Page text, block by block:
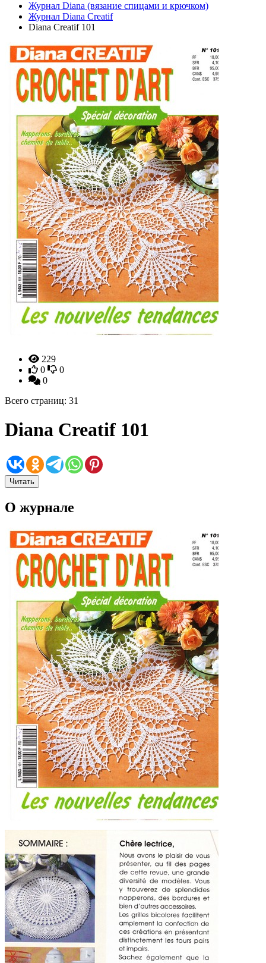
Журнал Diana (вязание спицами и крючком)
Журнал Diana Creatif
Diana Creatif 101
229
0
0
0
Всего страниц: 31
Diana Creatif 101
Читать
О журнале